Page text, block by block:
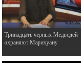
Тринадцать черных Медведей
охраняют Марихуану